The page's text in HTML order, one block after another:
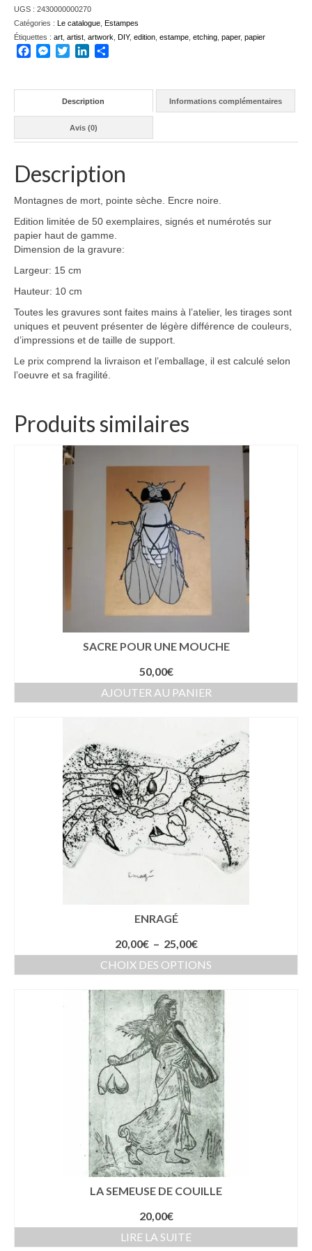
UGS : 2430000000270
Catégories : Le catalogue Estampes
Étiquettes : art artist artwork DIY, edition estampe etching paper, papier
Facebook
Messenger
TwitterLinkedIn
Description Informations complémentaires
Avis (0)
Description
Montagnes de mort, pointe sèche. Encre noire.
Edition limitée de 50 exemplaires, signés et numérotés sur
papier haut de gamme.
Dimension de la gravure:
Largeur: 15 cm
Hauteur: 10 cm
Toutes les gravures sont faites mains à l’atelier, les tirages sont
uniques et peuvent présenter de légère différence de couleurs,
d’impressions et de taille de support.
Le prix comprend la livraison et l’emballage, il est calculé selon
l’oeuvre et sa fragilité.
Produits similaires
SACRE POUR UNE MOUCHE
50,00€
AJOUTER AU PANIER
ENRAGÉ
20,00€ – 25,00€Plage
de
prix :
à
25,00€
CHOIX DES OPTIONS
produit
a
plusieurs
variations.
Les
options
peuvent
être
choisies
sur
la
page
du
produit
LA SEMEUSE DE COUILLE
20,00€
LIRE LA SUITE